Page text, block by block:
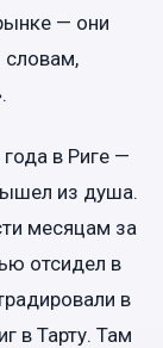
— они
словам,
в Риге —
из душа.
месяцам за
отсидел в
в
в Тарту. Там